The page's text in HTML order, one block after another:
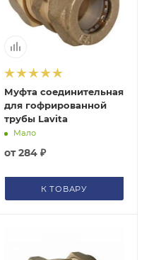
Муфта соединительная
для гофрированной
трубы Lavita
Мало
от284 ₽
К ТОВАРУ